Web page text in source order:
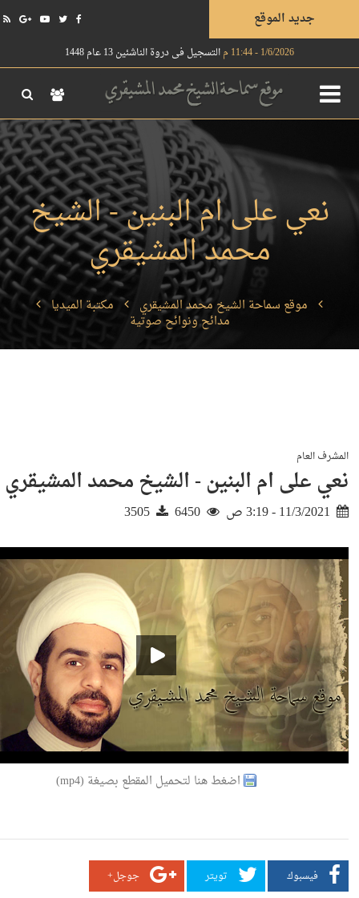
جديد الموقع
1/6/2026 - 11:44 م التسجيل في دروة الناشئين 13 عام 1448
نعي على ام البنين - الشيخ
محمد المشيقري
موقع سماحة الشيخ محمد المشيقري مكتبة الميديا
مدائح ونوائح صوتية
المشرف العام
نعي على ام البنين - الشيخ محمد المشيقري
6450
3505
اضغط هنا لتحميل المقطع بصيغة (mp4)
فيسبوك تويتر جوجل+